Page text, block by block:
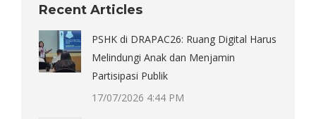
Recent Articles
PSHK di DRAPAC26: Ruang Digital Harus
Melindungi Anak dan Menjamin
Partisipasi Publik
17/07/2026 4:44 PM